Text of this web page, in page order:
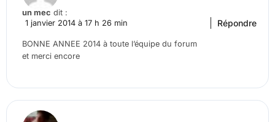
un mec dit :
1 janvier 2014 à 17 h 26 min
BONNE ANNEE 2014 à toute l’équipe du forum
et merci encore
Répondre